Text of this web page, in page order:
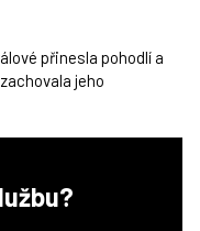
přinesla pohodlí a
jeho